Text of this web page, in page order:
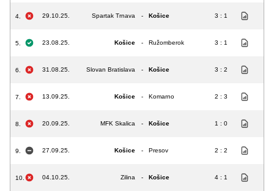
4. 29.10.25. Spartak Trnava - Košice 3 : 1
5. 23.08.25. Košice - Ružomberok 3 : 1
6. 31.08.25. Slovan Bratislava - Košice 3 : 2
7. 13.09.25. Košice - Komarno 2 : 3
8. 20.09.25. MFK Skalica - Košice 1 : 0
9. 27.09.25. Košice - Presov 2 : 2
10. 04.10.25. Zilina - Košice 4 : 1